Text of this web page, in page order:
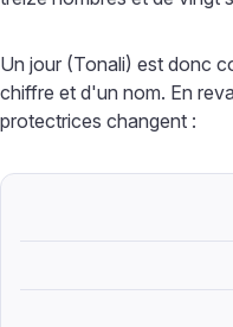
Un jour (Tonali) est donc
chiffre et d'un nom. En
protectrices changent :